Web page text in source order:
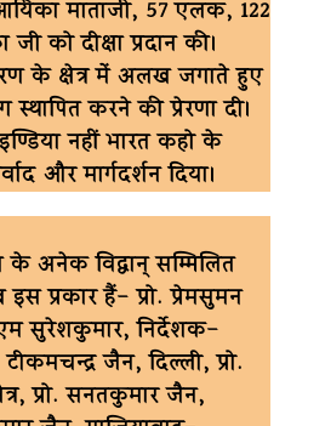
माताजी, 57 एलक, 122
को दीक्षा प्रदान की।
के क्षेत्र में अलख जगाते हुए
करने की प्रेरणा दी।
नहीं भारत कहो के
और मार्गदर्शन दिया।
अनेक विद्वान् सम्मिलित
प्रकार हैं- प्रो. प्रेमसुमन
सुरेशकुमार, निर्देशक-
जैन, दिल्ली, प्रो.
प्रो. सनतकुमार जैन,